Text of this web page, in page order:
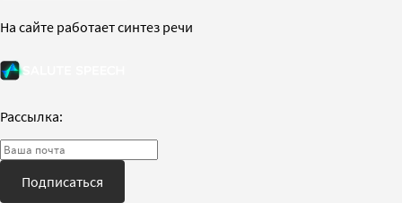
На сайте работает синтез речи
Рассылка:
Подписаться